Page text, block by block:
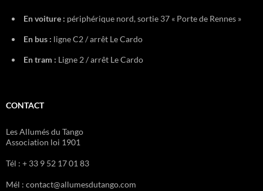
En voiture : périphérique nord, sortie 37 « Porte de Rennes »
En bus : ligne C2 / arrêt Le Cardo
En tram : Ligne 2 / arrêt Le Cardo
CONTACT
Les Allumés du Tango
Association loi 1901
Tél : + 33 9 52 17 01 83
Mél : contact@allumesdutango.com